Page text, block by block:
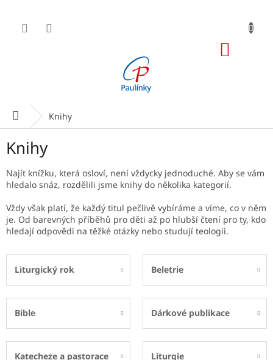
obsah
Domů Knihy
Knihy
Najít knížku, která osloví, není vždycky jednoduché. Aby se vám
hledalo snáz, rozdělili jsme knihy do několika kategorií.
Vždy však platí, že každý titul pečlivě vybíráme a víme, co v něm
je. Od barevných příběhů pro děti až po hlubší čtení pro ty, kdo
hledají odpovědi na těžké otázky nebo studují teologii.
Liturgický rok Beletrie
Bible Dárkové publikace
Katecheze a pastorace Liturgie